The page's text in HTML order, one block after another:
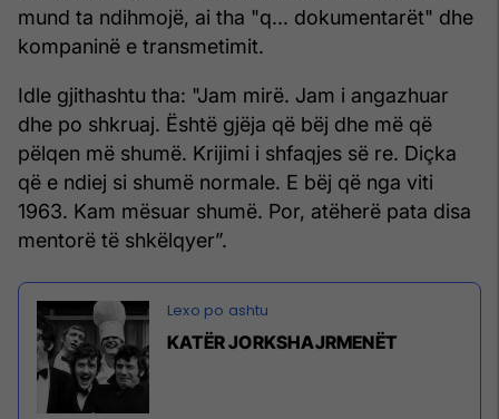
mund ta ndihmojë, ai tha "q... dokumentarët" dhe
kompaninë e transmetimit.
Idle gjithashtu tha: "Jam mirë. Jam i angazhuar
dhe po shkruaj. Është gjëja që bëj dhe më që
pëlqen më shumë. Krijimi i shfaqjes së re. Diçka
që e ndiej si shumë normale. E bëj që nga viti
1963. Kam mësuar shumë. Por, atëherë pata disa
mentorë të shkëlqyer”.
KATËR JORKSHAJRMENËT